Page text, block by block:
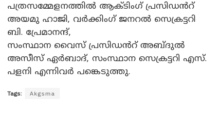
പത്രസമ്മേളനത്തിൽ ആക്ടിംഗ് പ്രസിഡൻറ്
അയമു ഹാജി, വർക്കിംഗ് ജനറൽ സെക്രട്ടറി
ബി. പ്രേമാനന്ദ്,
സംസ്ഥാന വൈസ് പ്രസിഡൻറ് അബ്ദുൽ
അസീസ് ഏർബാദ്, സംസ്ഥാന സെക്രട്ടറി എസ്.
പളനി എന്നിവർ പങ്കെടുത്തു.
Tags: Akgsma